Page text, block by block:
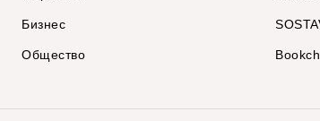
Бизнес
Общество